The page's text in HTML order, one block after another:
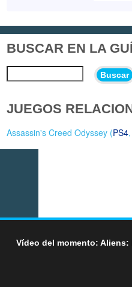
BUSCAR EN LA
Buscar
JUEGOS
Assassin's Creed Odyssey (PS4
Vídeo del momento: Aliens: